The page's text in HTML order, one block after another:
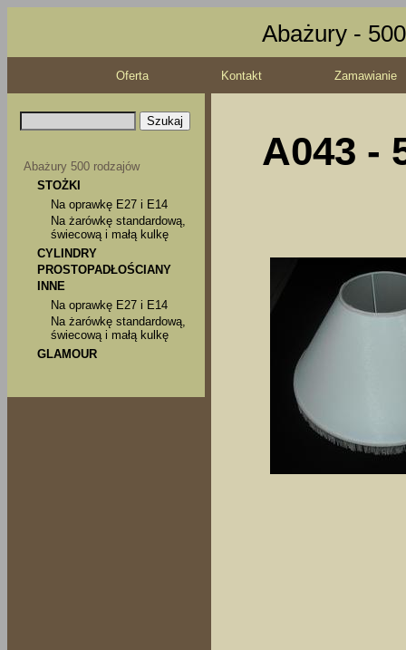
Abażury -
Oferta Kontakt Zamawianie
Abażury 500 rodzajów
STOŻKI
Na oprawkę E27 i E14
Na żarówkę standardową,
świecową i małą kulkę
CYLINDRY
PROSTOPADŁOŚCIANY
INNE
Na oprawkę E27 i E14
Na żarówkę standardową,
świecową i małą kulkę
GLAMOUR
A043 -